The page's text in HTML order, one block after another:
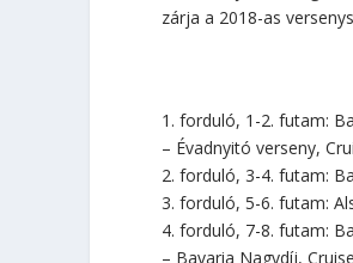
zárja a 2018-as
1. forduló, 1-2. futam:
– Évadnyitó verseny,
2. forduló, 3-4. futam:
3. forduló, 5-6. futam:
4. forduló, 7-8. futam:
– Bavaria Nagydíj,